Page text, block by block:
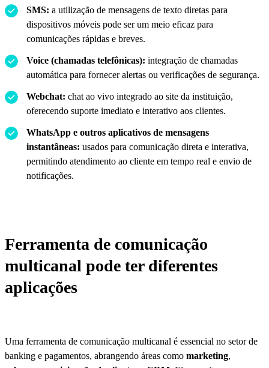
SMS: a utilização de mensagens de texto diretas para
dispositivos móveis pode ser um meio eficaz para
comunicações rápidas e breves.
Voice (chamadas telefônicas): integração de chamadas
automática para fornecer alertas ou verificações de segurança.
Webchat: chat ao vivo integrado ao site da instituição,
oferecendo suporte imediato e interativo aos clientes.
WhatsApp e outros aplicativos de mensagens
instantâneas: usados para comunicação direta e interativa,
permitindo atendimento ao cliente em tempo real e envio de
notificações.
Ferramenta de comunicação
multicanal pode ter diferentes
aplicações
Uma ferramenta de comunicação multicanal é essencial no setor de
banking e pagamentos, abrangendo áreas como marketing,